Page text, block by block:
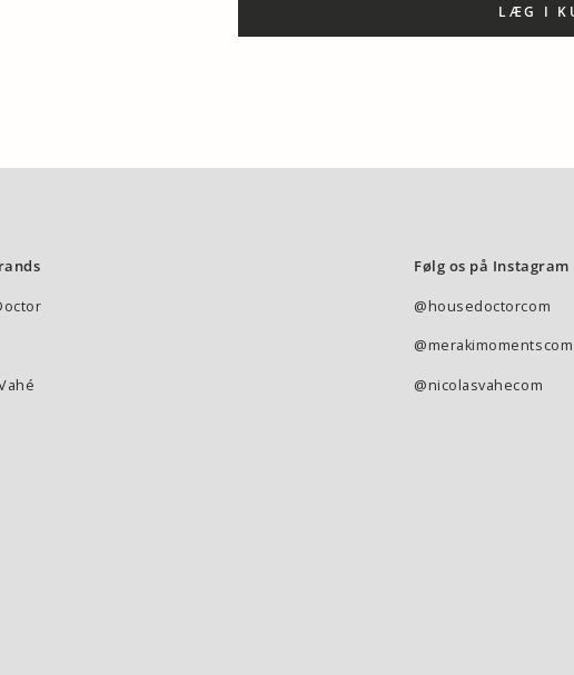
LÆG I
Følg os på Instagram
@housedoctorcom
@merakimomentscom
@nicolasvahecom